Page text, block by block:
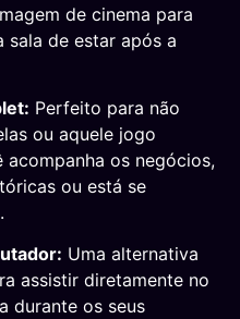
de cinema para
sala de estar após a
Perfeito para não
ou aquele jogo
os negócios,
ou está se
Uma alternativa
assistir diretamente no
durante os seus